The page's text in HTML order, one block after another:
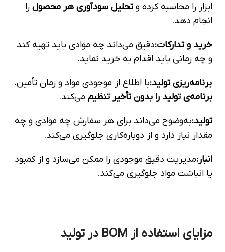
ابزار را محاسبه کرده و تحلیل سودآوری هر محصول را
انجام دهد.
خرید و تدارکات:دقیق می‌داند چه موادی باید تهیه کند
و چه زمانی باید اقدام به خرید نماید.
برنامه‌ریزی تولید:با اطلاع از موجودی مواد و زمان تأمین،
برنامه‌ی تولید را بدون تأخیر تنظیم می‌کند.
تولید:به‌وضوح می‌داند برای هر سفارش چه موادی و چه
مقدار نیاز دارد و از دوباره‌کاری جلوگیری می‌کند.
انبار:مدیریت دقیق موجودی را ممکن می‌سازد و از کمبود
یا انباشت مواد جلوگیری می‌کند.
مزایای استفاده از BOM در تولید